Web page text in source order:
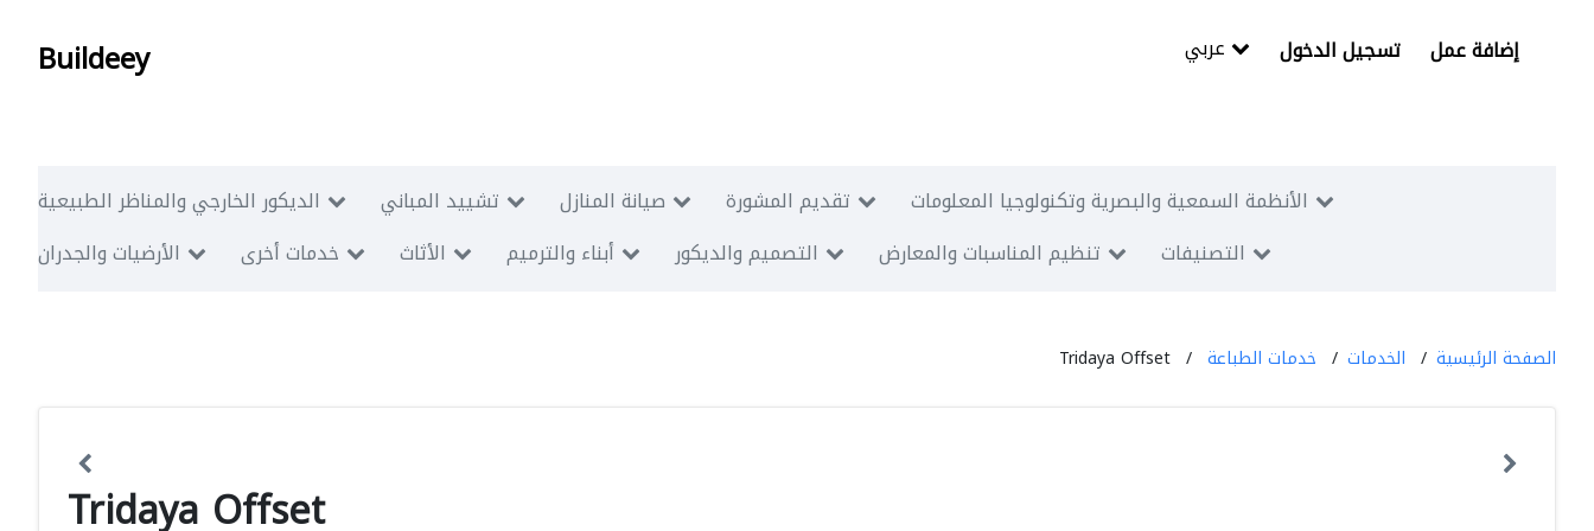
Buildeey تسجيل الدخول إضافة عمل
الديكور الخارجي والمناظر الطبيعية تشييد المباني صيانة المنازل تقديم المشورة
الأنظمة السمعية والبصرية وتكنولوجيا المعلومات
الأرضيات والجدران
خدمات أخرى الأثاث أبناء والترميم التصميم والديكور تنظيم المناسبات والمعارض التصنيفات
الصفحة الرئيسية الخدمات خدمات الطباعة Tridaya Offset
Tridaya Offset